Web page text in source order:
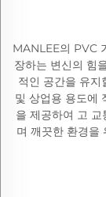
MANLEE의 PVC
장하는 변신의 힘
적인 공간을 유지
및 상업용 용도에
을 제공하여 고
며 깨끗한 환경을